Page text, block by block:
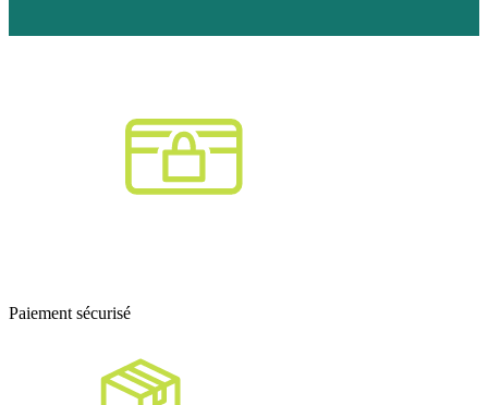
Paiement sécurisé